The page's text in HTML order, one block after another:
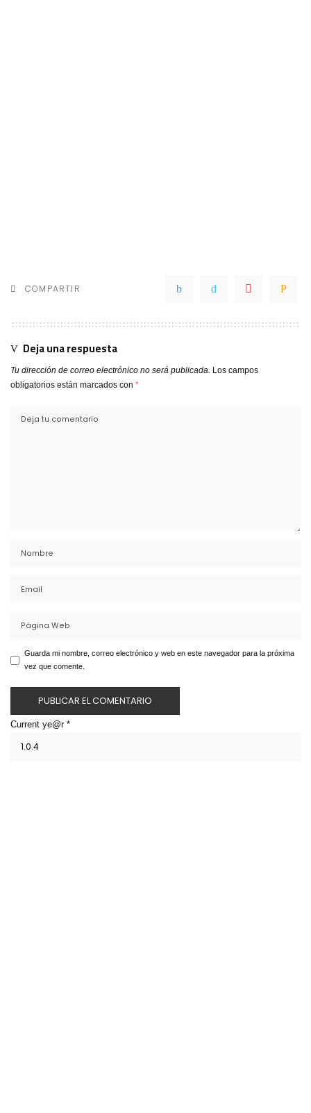
COMPARTIR
Deja una respuesta
Tu dirección de correo electrónico no será publicada. Los campos
obligatorios están marcados con *
Guarda mi nombre, correo electrónico y web en este navegador para la próxima
vez que comente.
Current ye@r *